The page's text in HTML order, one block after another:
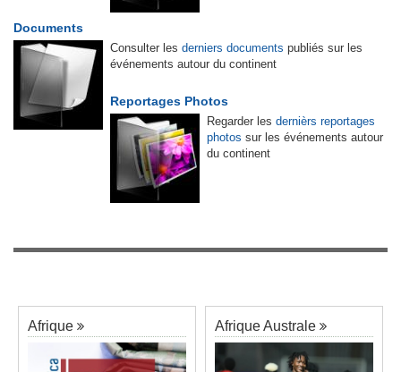
Documents
Consulter les derniers documents publiés sur les
événements autour du continent
Reportages Photos
Regarder les dernièrs reportages
photos sur les événements autour
du continent
Afrique Afrique Australe